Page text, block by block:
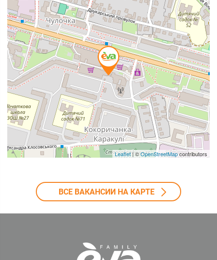
Leaflet| ©OpenStreetMapcontributors
ВСЕ ВАКАНСИИ НА КАРТЕ